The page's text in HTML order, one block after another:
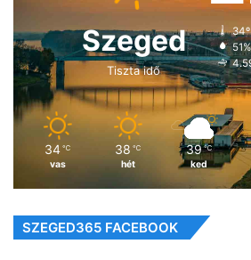
Szeged
Tiszta idő
34º
51%
34 ℃
vas
38 ℃
hét
39 ℃
ked
SZEGED365 FACEBOOK